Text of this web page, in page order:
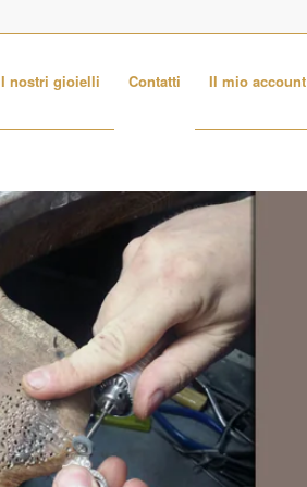
I nostri gioielli Contatti Il mio account